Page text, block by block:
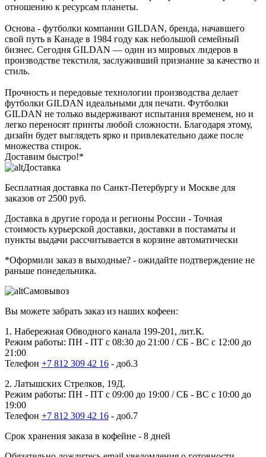
отношению к ресурсам планеты.
Основа - футболки компании GILDAN, бренда, начавшего
свой путь в Канаде в 1984 году как небольшой семейный
бизнес. Сегодня GILDAN — один из мировых лидеров в
производстве текстиля, заслуживший признание за качество и
стиль.
Прочность и передовые технологии производства делает
футболки GILDAN идеальными для печати. Футболки
GILDAN не только выдерживают испытания временем, но и
легко переносят принты любой сложности. Благодаря этому,
дизайн будет выглядеть ярко и привлекательно даже после
множества стирок.
Доставим быстро!*
Доставка
Бесплатная доставка по Санкт-Петербургу и Москве для
заказов от 2500 руб.
Доставка в другие города и регионы России - Точная
стоимость курьерской доставки, доставки в постаматы и
пункты выдачи рассчитывается в корзине автоматически
*Оформили заказ в выходные? - ожидайте подтверждение не
раньше понедельника.
Самовывоз
Вы можете забрать заказ из наших кофеен:
1. Набережная Обводного канала 199-201, лит.К.
Режим работы: ПН - ПТ с 08:30 до 21:00 / СБ - ВС с 12:00 до
21:00
Телефон +7 812 309 42 16 - доб.3
2. Латышских Стрелков, 19Д.
Режим работы: ПН - ПТ с 09:00 до 19:00 / СБ - ВС с 10:00 до
19:00
Телефон +7 812 309 42 16 - доб.7
Срок хранения заказа в кофейне - 8 дней